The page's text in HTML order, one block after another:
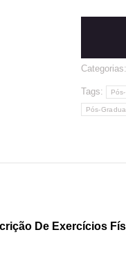
Categorias:
Tags:
Pós-
De Exercícios